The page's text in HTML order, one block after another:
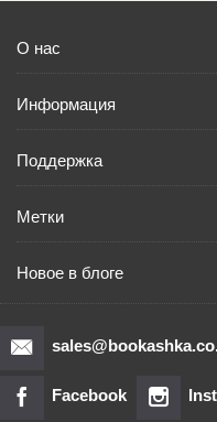
О нас
Информация
Поддержка
Метки
Новое в блоге
Facebook